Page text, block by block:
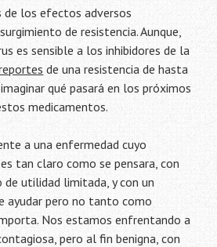
de los efectos adversos
de resistencia. Aunque,
es sensible a los inhibidores de la
de una resistencia de hasta
qué pasará en los próximos
medicamentos.
a una enfermedad cuyo
tan claro como se pensara, con
utilidad limitada, y con un
ayudar pero no tanto como
Nos estamos enfrentando a
pero al fin benigna, con